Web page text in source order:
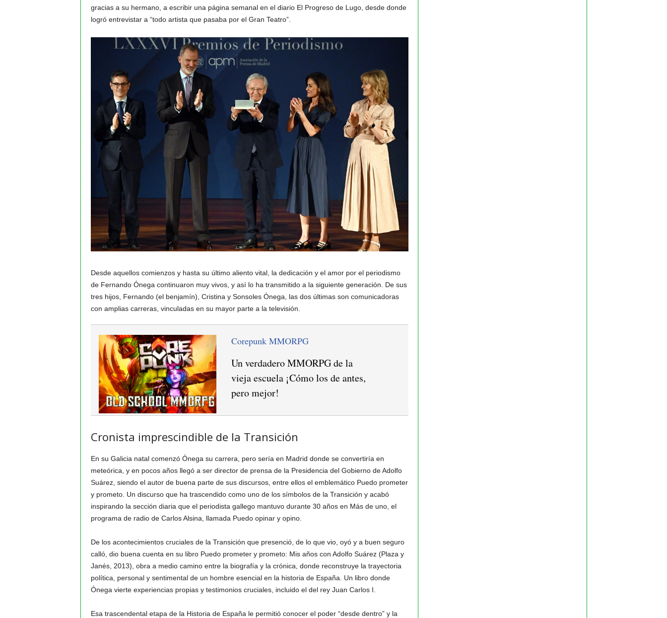
gracias a su hermano, a escribir una página semanal en el diario El Progreso de Lugo, desde donde
logró entrevistar a “todo artista que pasaba por el Gran Teatro”.
Desde aquellos comienzos y hasta su último aliento vital, la dedicación y el amor por el periodismo
de Fernando Ónega continuaron muy vivos, y así lo ha transmitido a la siguiente generación. De sus
tres hijos, Fernando (el benjamín), Cristina y Sonsoles Ónega, las dos últimas son comunicadoras
con amplias carreras, vinculadas en su mayor parte a la televisión.
Corepunk MMORPG
Un verdadero MMORPG de la
vieja escuela ¡Cómo los de antes,
pero mejor!
Cronista imprescindible de la Transición
En su Galicia natal comenzó Ónega su carrera, pero sería en Madrid donde se convertiría en
meteórica, y en pocos años llegó a ser director de prensa de la Presidencia del Gobierno de Adolfo
Suárez, siendo el autor de buena parte de sus discursos, entre ellos el emblemático Puedo prometer
y prometo. Un discurso que ha trascendido como uno de los símbolos de la Transición y acabó
inspirando la sección diaria que el periodista gallego mantuvo durante 30 años en Más de uno, el
programa de radio de Carlos Alsina, llamada Puedo opinar y opino.
De los acontecimientos cruciales de la Transición que presenció, de lo que vio, oyó y a buen seguro
calló, dio buena cuenta en su libro Puedo prometer y prometo: Mis años con Adolfo Suárez (Plaza y
Janés, 2013), obra a medio camino entre la biografía y la crónica, donde reconstruye la trayectoria
política, personal y sentimental de un hombre esencial en la historia de España. Un libro donde
Ónega vierte experiencias propias y testimonios cruciales, incluido el del rey Juan Carlos I.
Esa trascendental etapa de la Historia de España le permitió conocer el poder “desde dentro” y la